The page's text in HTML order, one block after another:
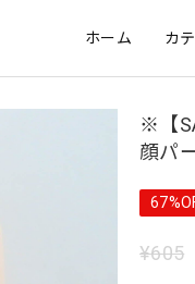
ホーム カ
※【
顔パ
¥605